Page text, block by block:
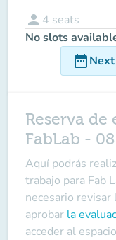
person 4 seats
No slots
date_range
Reserva
FabLab - 08
Aquí podrás
trabajo para Fab
necesario revisar
aprobar la
acceder al